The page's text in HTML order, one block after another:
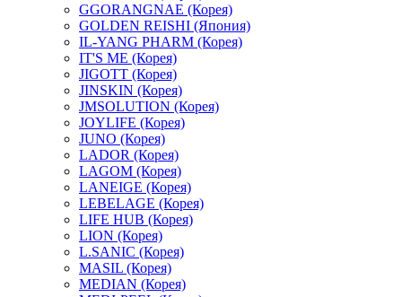
GGORANGNAE (Корея)
GOLDEN REISHI (Япония)
IL-YANG PHARM (Корея)
IT'S ME (Корея)
JIGOTT (Корея)
JINSKIN (Корея)
JMSOLUTION (Корея)
JOYLIFE (Корея)
JUNO (Корея)
LADOR (Корея)
LAGOM (Корея)
LANEIGE (Корея)
LEBELAGE (Корея)
LIFE HUB (Корея)
LION (Корея)
L.SANIC (Корея)
MASIL (Корея)
MEDIAN (Корея)